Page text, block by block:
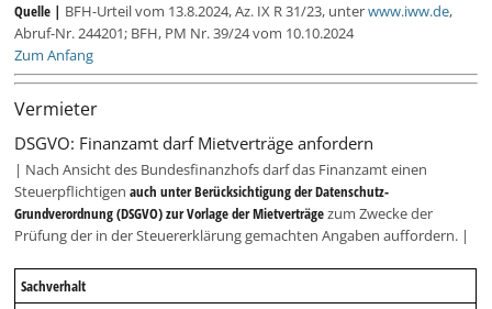
Quelle | BFH-Urteil vom 13.8.2024, Az. IX R 31/23, unterwww.iww.de,
Abruf-Nr. 244201; BFH, PM Nr. 39/24 vom 10.10.2024
Zum Anfang
Vermieter
DSGVO: Finanzamt darf Mietverträge anfordern
| Nach Ansicht des Bundesfinanzhofs darf das Finanzamt einen
Steuerpflichtigenauch unter Berücksichtigung der Datenschutz-
Grundverordnung (DSGVO) zur Vorlage der Mietverträgezum Zwecke der
Prüfung der in der Steuererklärung gemachten Angaben auffordern. |
Sachverhalt